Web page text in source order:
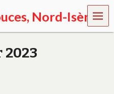
Nord-IsèreMEN
U